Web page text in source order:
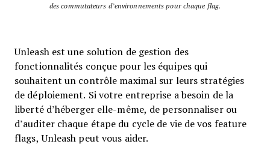
des commutateurs d’environnements pour chaque flag.
Unleash est une solution de gestion des
fonctionnalités conçue pour les équipes qui
souhaitent un contrôle maximal sur leurs stratégies
de déploiement. Si votre entreprise a besoin de la
liberté d’héberger elle-même, de personnaliser ou
d’auditer chaque étape du cycle de vie de vos feature
flags, Unleash peut vous aider.